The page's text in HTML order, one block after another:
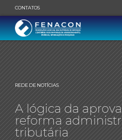
CONTATOS
REDE DE NOTÍCIAS
A lógica da
reforma
tributária